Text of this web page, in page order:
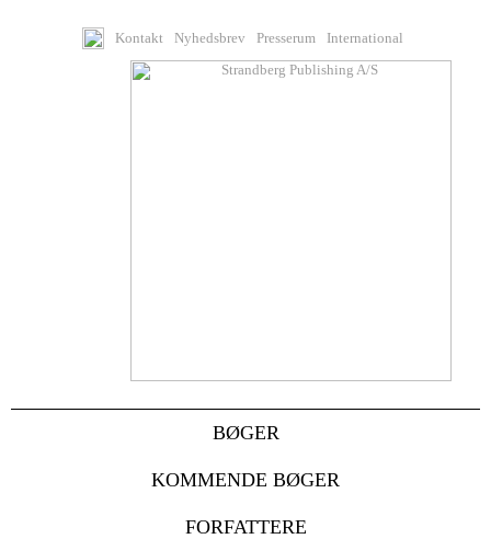
Kontakt Nyhedsbrev Presserum International
BØGER
KOMMENDE BØGER
FORFATTERE